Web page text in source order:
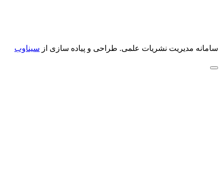
سامانه مدیریت نشریات علمی. طراحی و پیاده سازی از سیناوب